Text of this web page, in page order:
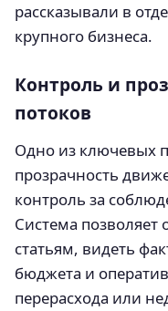
рассказывали в
крупного бизнеса.
Контроль и
потоков
Одно из ключевых
прозрачность
контроль за
Система позволяет
статьям, видеть
бюджета и
перерасхода или